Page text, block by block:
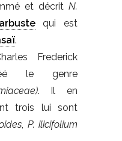
et décrit N.
arbustequi est
.
Frederick
le genre
. Il en
trois lui sont
, P. ilicifolium